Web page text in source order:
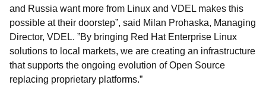
and Russia want more from Linux and VDEL makes this
possible at their doorstep”, said Milan Prohaska, Managing
Director, VDEL. ”By bringing Red Hat Enterprise Linux
solutions to local markets, we are creating an infrastructure
that supports the ongoing evolution of Open Source
replacing proprietary platforms.”